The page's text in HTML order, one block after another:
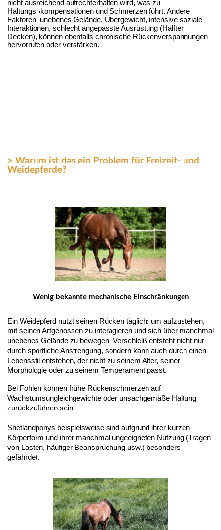
nicht ausreichend aufrechterhalten wird, was zu
Haltungs¬kompensationen und Schmerzen führt. Andere
Faktoren, unebenes Gelände, Übergewicht, intensive soziale
Interaktionen, schlecht angepasste Ausrüstung (Halfter,
Decken), können ebenfalls chronische Rückenverspannungen
hervorrufen oder verstärken.
> Warum ist das ein Problem für Freizeit- und
Weidepferde?
Wenig bekannte mechanische Einschränkungen
Ein Weidepferd nutzt seinen Rücken täglich: um aufzustehen,
mit seinen Artgenossen zu interagieren und sich über manchmal
unebenes Gelände zu bewegen. Verschleiß entsteht nicht nur
durch sportliche Anstrengung, sondern kann auch durch einen
Lebensstil entstehen, der nicht zu seinem Alter, seiner
Morphologie oder zu seinem Temperament passt.
Bei Fohlen können frühe Rückenschmerzen auf
Wachstumsungleichgewichte oder unsachgemäße Haltung
zurückzuführen sein.
Shetlandponys beispielsweise sind aufgrund ihrer kurzen
Körperform und ihrer manchmal ungeeigneten Nutzung (Tragen
von Lasten, häufiger Beanspruchung usw.) besonders
gefährdet.